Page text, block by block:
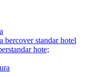
bercover standar hotel
hote;